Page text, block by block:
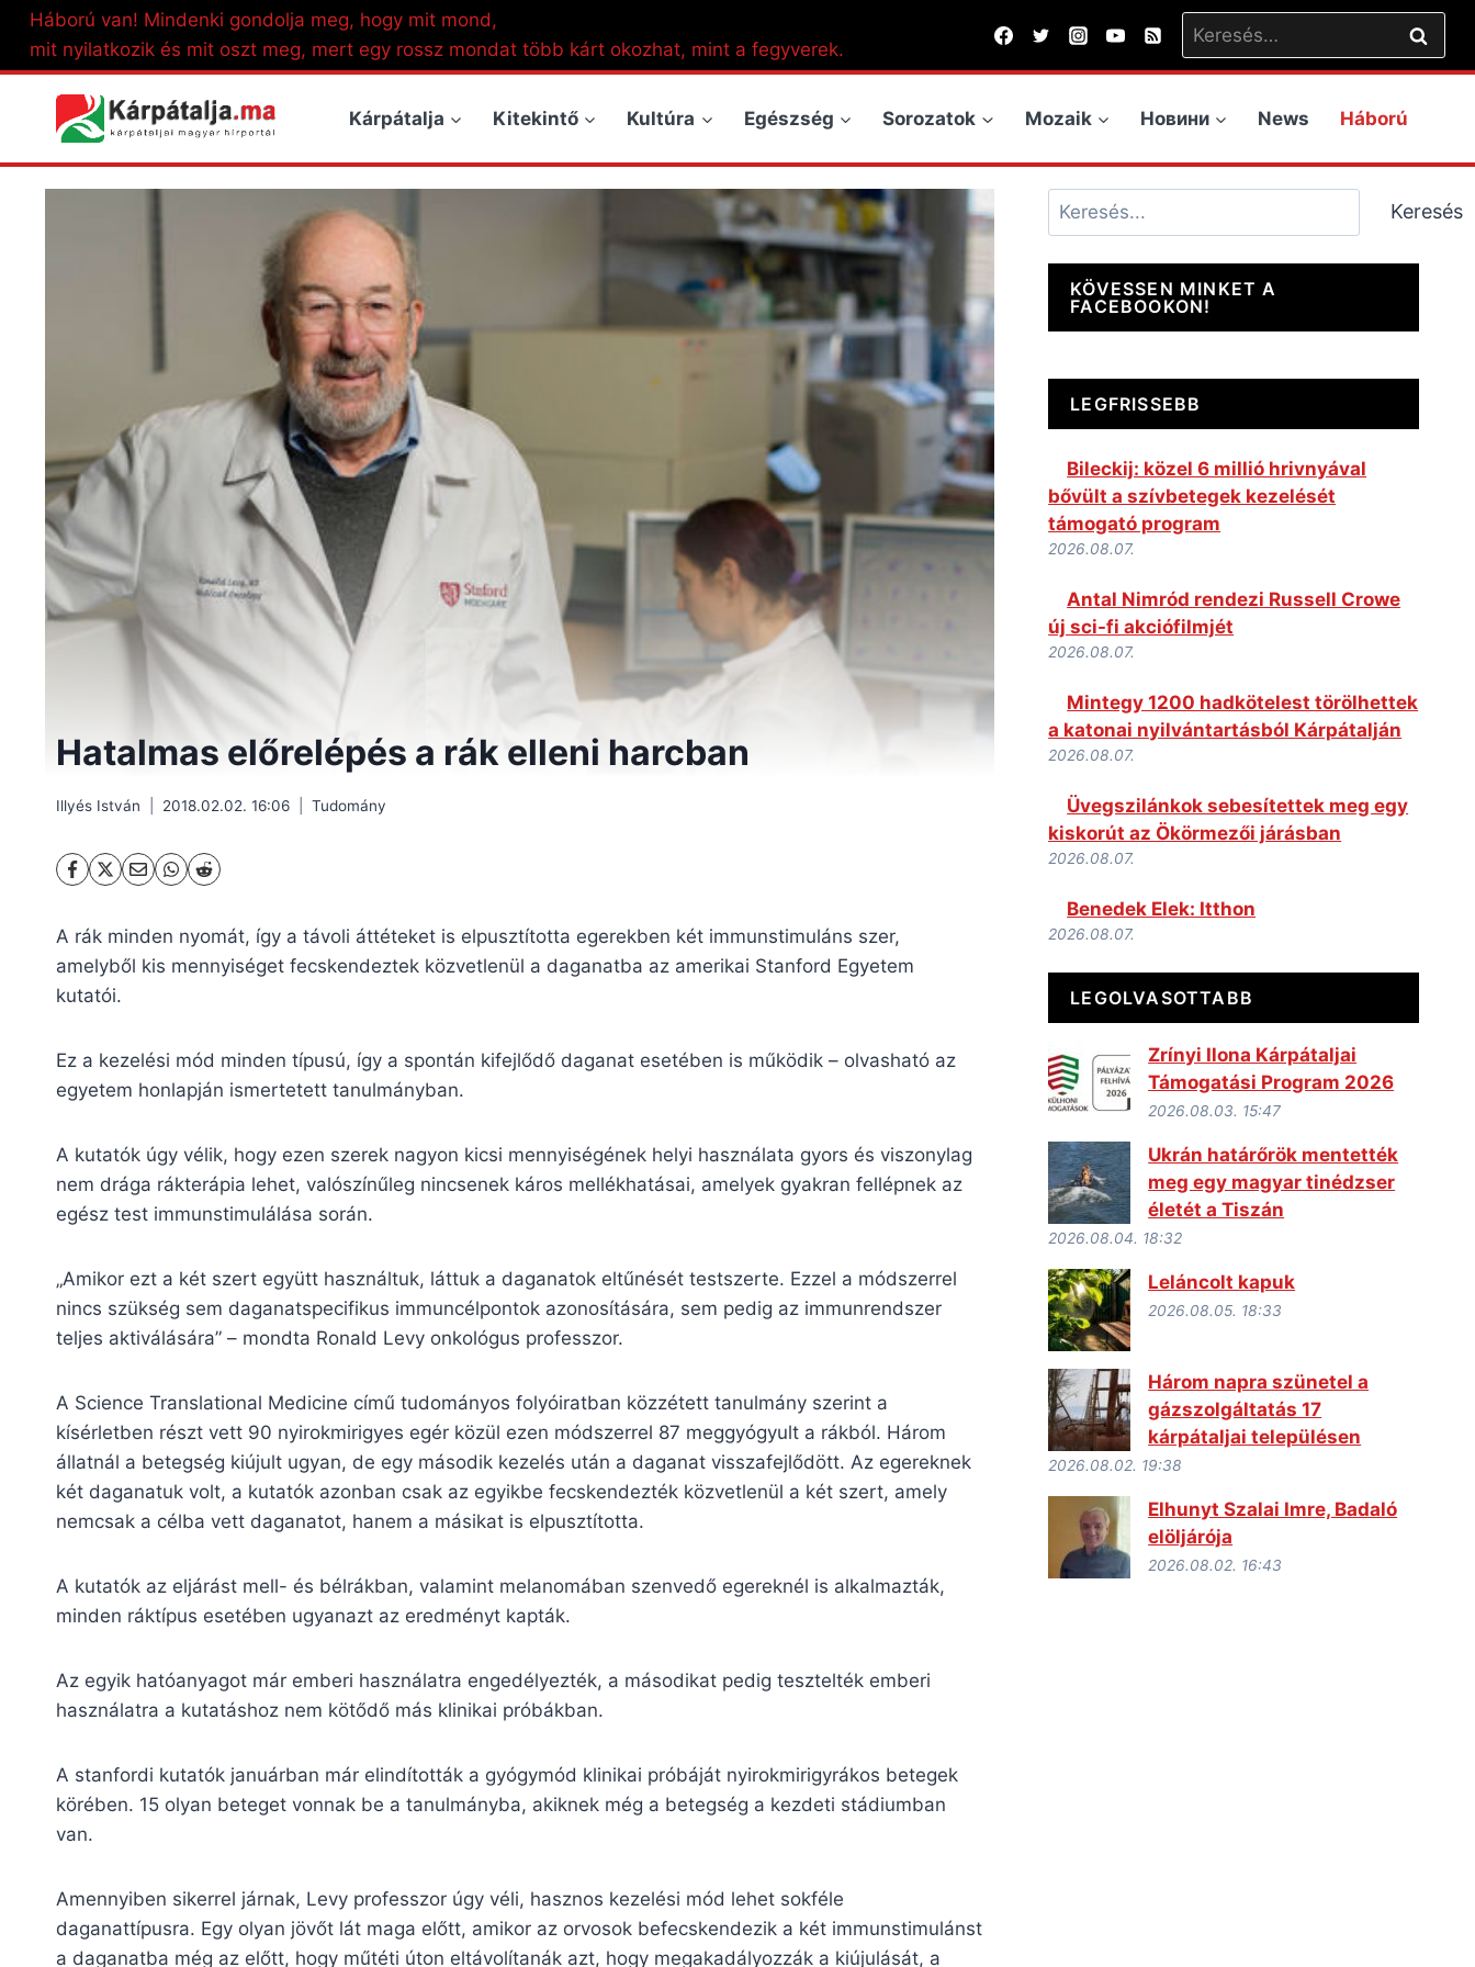
Skip
content
Háború van! Mindenki gondolja meg, hogy mit mond,
mit nyilatkozik és mit oszt meg, mert egy rossz mondat több kárt okozhat, mint a fegyverek.
Keresés:
Kárpátalja Kitekintő Kultúra Egészség Sorozatok Mozaik Новини News Háború
Hatalmas előrelépés a rák elleni harcban
Illyés István 2018.02.02. 16:06 Tudomány
A rák minden nyomát, így a távoli áttéteket is elpusztította egerekben két immunstimuláns szer,
amelyből kis mennyiséget fecskendeztek közvetlenül a daganatba az amerikai Stanford Egyetem
kutatói.
Ez a kezelési mód minden típusú, így a spontán kifejlődő daganat esetében is működik – olvasható az
egyetem honlapján ismertetett tanulmányban.
A kutatók úgy vélik, hogy ezen szerek nagyon kicsi mennyiségének helyi használata gyors és viszonylag
nem drága rákterápia lehet, valószínűleg nincsenek káros mellékhatásai, amelyek gyakran fellépnek az
egész test immunstimulálása során.
„Amikor ezt a két szert együtt használtuk, láttuk a daganatok eltűnését testszerte. Ezzel a módszerrel
nincs szükség sem daganatspecifikus immuncélpontok azonosítására, sem pedig az immunrendszer
teljes aktiválására” – mondta Ronald Levy onkológus professzor.
A Science Translational Medicine című tudományos folyóiratban közzétett tanulmány szerint a
kísérletben részt vett 90 nyirokmirigyes egér közül ezen módszerrel 87 meggyógyult a rákból. Három
állatnál a betegség kiújult ugyan, de egy második kezelés után a daganat visszafejlődött. Az egereknek
két daganatuk volt, a kutatók azonban csak az egyikbe fecskendezték közvetlenül a két szert, amely
nemcsak a célba vett daganatot, hanem a másikat is elpusztította.
A kutatók az eljárást mell- és bélrákban, valamint melanomában szenvedő egereknél is alkalmazták,
minden ráktípus esetében ugyanazt az eredményt kapták.
Az egyik hatóanyagot már emberi használatra engedélyezték, a másodikat pedig tesztelték emberi
használatra a kutatáshoz nem kötődő más klinikai próbákban.
A stanfordi kutatók januárban már elindították a gyógymód klinikai próbáját nyirokmirigyrákos betegek
körében. 15 olyan beteget vonnak be a tanulmányba, akiknek még a betegség a kezdeti stádiumban
van.
Amennyiben sikerrel járnak, Levy professzor úgy véli, hasznos kezelési mód lehet sokféle
daganattípusra. Egy olyan jövőt lát maga előtt, amikor az orvosok befecskendezik a két immunstimulánst
a daganatba még az előtt, hogy műtéti úton eltávolítanák azt, hogy megakadályozzák a kiújulását, a
Keresés Keresés
KÖVESSEN MINKET A
FACEBOOKON!
LEGFRISSEBB
Bileckij: közel 6 millió hrivnyával
bővült a szívbetegek kezelését
támogató program
2026.08.07.
Antal Nimród rendezi Russell Crowe
új sci-fi akciófilmjét
2026.08.07.
Mintegy 1200 hadkötelest törölhettek
a katonai nyilvántartásból Kárpátalján
2026.08.07.
Üvegszilánkok sebesítettek meg egy
kiskorút az Ökörmezői járásban
2026.08.07.
Benedek Elek: Itthon
2026.08.07.
LEGOLVASOTTABB
Zrínyi Ilona Kárpátaljai
Támogatási Program 2026
2026.08.03. 15:47
Ukrán határőrök mentették
meg egy magyar tinédzser
életét a Tiszán
2026.08.04. 18:32
Leláncolt kapuk
2026.08.05. 18:33
Három napra szünetel a
gázszolgáltatás 17
kárpátaljai településen
2026.08.02. 19:38
Elhunyt Szalai Imre, Badaló
elöljárója
2026.08.02. 16:43